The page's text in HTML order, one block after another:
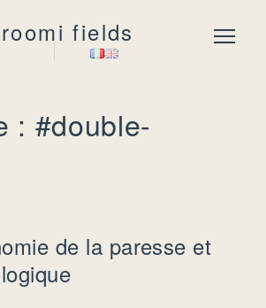
roomi fields Menu
: #double-
de la paresse et